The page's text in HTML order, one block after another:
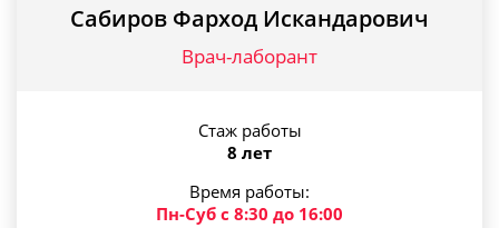
Сабиров Фарход Искандарович
Врач-лаборант
Стаж работы
8 лет
Время работы:
Пн-Суб с 8:30 до 16:00